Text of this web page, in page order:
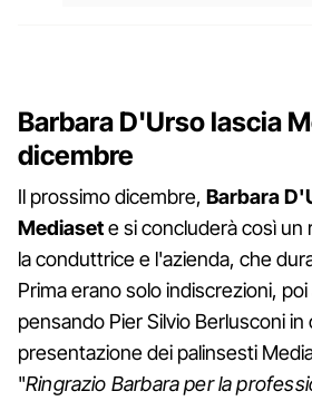
Barbara D'Urso lascia
dicembre
Il prossimo dicembre, Barbara
Mediasete si concluderà così
la conduttrice e l'azienda, che
Prima erano solo indiscrezioni,
pensando Pier Silvio Berlusconi in
presentazione dei palinsesti
"Ringrazio Barbara per la